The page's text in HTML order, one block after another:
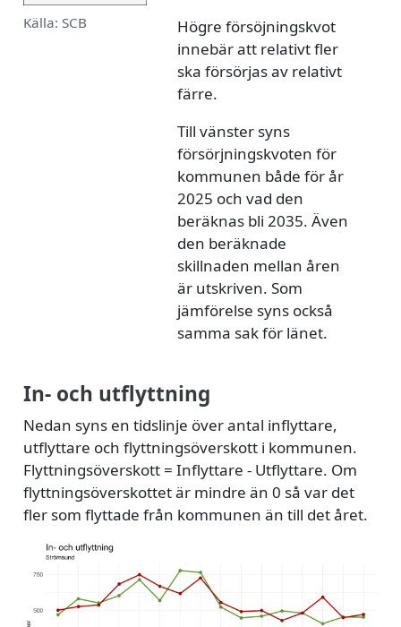
Källa: SCB
Högre försöjningskvot
innebär att relativt fler
ska försörjas av relativt
färre.
Till vänster syns
försörjningskvoten för
kommunen både för år
2025 och vad den
beräknas bli 2035. Även
den beräknade
skillnaden mellan åren
är utskriven. Som
jämförelse syns också
samma sak för länet.
In- och utflyttning
Nedan syns en tidslinje över antal inflyttare,
utflyttare och flyttningsöverskott i kommunen.
Flyttningsöverskott = Inflyttare - Utflyttare. Om
flyttningsöverskottet är mindre än 0 så var det
fler som flyttade från kommunen än till det året.